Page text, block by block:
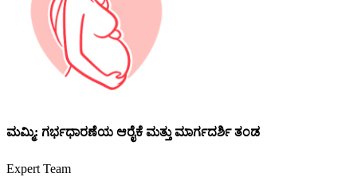
ಮಮ್ಮಿ: ಗರ್ಭಧಾರಣೆಯ ಆರೈಕೆ ಮತ್ತು ಮಾರ್ಗದರ್ಶಿ ತಂಡ
Expert Team